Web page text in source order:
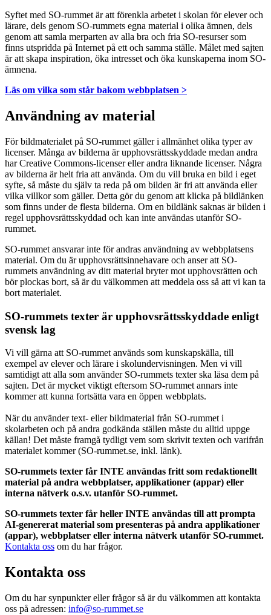
Syftet med SO-rummet är att förenkla arbetet i skolan för elever och
lärare, dels genom SO-rummets egna material i olika ämnen, dels
genom att samla merparten av alla bra och fria SO-resurser som
finns utspridda på Internet på ett och samma ställe. Målet med sajten
är att skapa inspiration, öka intresset och öka kunskaperna inom SO-
ämnena.
Läs om vilka som står bakom webbplatsen >
Användning av material
För bildmaterialet på SO-rummet gäller i allmänhet olika typer av
licenser. Många av bilderna är upphovsrättsskyddade medan andra
har Creative Commons-licenser eller andra liknande licenser. Några
av bilderna är helt fria att använda. Om du vill bruka en bild i eget
syfte, så måste du själv ta reda på om bilden är fri att använda eller
vilka villkor som gäller. Detta gör du genom att klicka på bildlänken
som finns under de flesta bilderna. Om en bildlänk saknas är bilden i
regel upphovsrättsskyddad och kan inte användas utanför SO-
rummet.
SO-rummet ansvarar inte för andras användning av webbplatsens
material. Om du är upphovsrättsinnehavare och anser att SO-
rummets användning av ditt material bryter mot upphovsrätten och
bör plockas bort, så är du välkommen att meddela oss så att vi kan ta
bort materialet.
SO-rummets texter är upphovsrättsskyddade enligt
svensk lag
Vi vill gärna att SO-rummet används som kunskapskälla, till
exempel av elever och lärare i skolundervisningen. Men vi vill
samtidigt att alla som använder SO-rummets texter ska läsa dem på
sajten. Det är mycket viktigt eftersom SO-rummet annars inte
kommer att kunna fortsätta vara en öppen webbplats.
När du använder text- eller bildmaterial från SO-rummet i
skolarbeten och på andra godkända ställen måste du alltid uppge
källan! Det måste framgå tydligt vem som skrivit texten och varifrån
materialet kommer (SO-rummet.se, inkl. länk).
SO-rummets texter får INTE användas fritt som redaktionellt
material på andra webbplatser, applikationer (appar) eller
interna nätverk o.s.v. utanför SO-rummet.
SO-rummets texter får heller INTE användas till att prompta
AI-genererat material som presenteras på andra applikationer
(appar), webbplatser eller interna nätverk utanför SO-rummet.
Kontakta oss om du har frågor.
Kontakta oss
Om du har synpunkter eller frågor så är du välkommen att kontakta
oss på adressen: info@so-rummet.se